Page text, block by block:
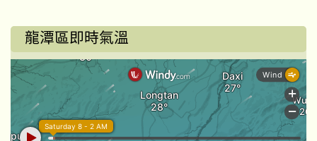
龍潭區即時氣溫